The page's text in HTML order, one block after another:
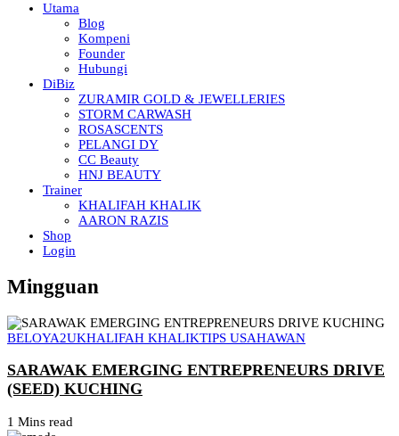
Utama
Blog
Kompeni
Founder
Hubungi
DiBiz
ZURAMIR GOLD & JEWELLERIES
STORM CARWASH
ROSASCENTS
PELANGI DY
CC Beauty
HNJ BEAUTY
Trainer
KHALIFAH KHALIK
AARON RAZIS
Shop
Login
Mingguan
BELOYA2UKHALIFAH KHALIKTIPS USAHAWAN
SARAWAK EMERGING ENTREPRENEURS DRIVE
(SEED) KUCHING
1 Mins read